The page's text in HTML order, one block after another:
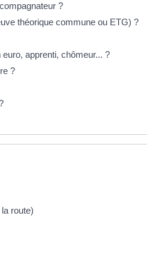
?
théorique commune ou ETG) ?
apprenti, chômeur... ?
?
route)